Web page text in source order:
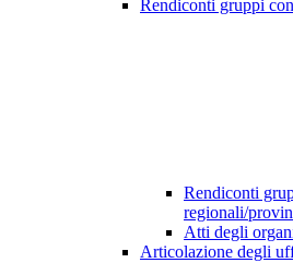
Rendiconti gruppi
Rendiconti
regionali/
Atti degli
Articolazione degli